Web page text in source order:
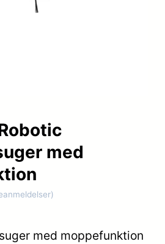
med
med moppefunktion